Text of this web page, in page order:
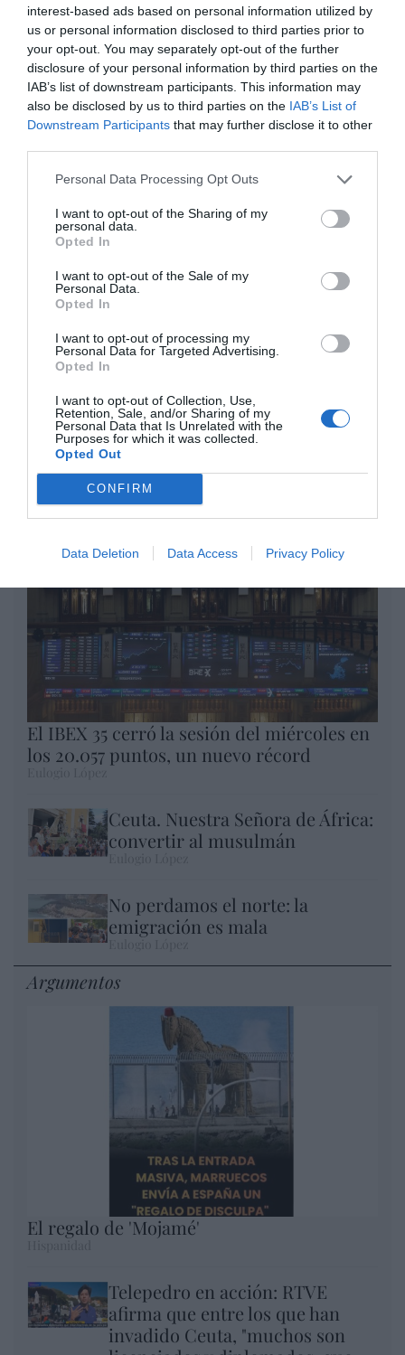
interest-based ads based on personal information utilized by
us or personal information disclosed to third parties prior to
your opt-out. You may separately opt-out of the further
disclosure of your personal information by third parties on the
IAB’s list of downstream participants. This information may
also be disclosed by us to third parties on the IAB’s List of
Downstream Participants that may further disclose it to other
Personal Data Processing Opt Outs
I want to opt-out of the Sharing of my
personal data.
Opted In
I want to opt-out of the Sale of my
Personal Data.
Opted In
I want to opt-out of processing my
Personal Data for Targeted Advertising.
Opted In
I want to opt-out of Collection, Use,
Retention, Sale, and/or Sharing of my
Personal Data that Is Unrelated with the
Purposes for which it was collected.
Opted Out
CONFIRM
Data Deletion Data Access Privacy Policy
Marcelo Gullo: “El trabajo de desmitificar la
historia, de poner la verdadera, de
desmontar la falsificación, es un trabajo
cristiano"
Artículos anteriores
DIARIO DE LA CORRUPCIÓN SANCHISTA
Audiencia Nacional prorroga seis meses la
investigación del caso Koldo, ante el
por Redacción
Opinión
Enormes minucias
por Eulogio López
El IBEX 35 cerró la sesión del miércoles en
los 20.057 puntos, un nuevo récord
Ceuta. Nuestra Señora de África:
convertir al musulmán
No perdamos el norte: la
emigración es mala
Argumentos
El regalo de 'Mojamé'
Telepedro en acción: RTVE
afirma que entre los que han
invadido Ceuta, "muchos son